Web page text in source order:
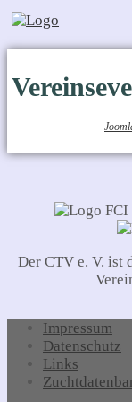
Der CTV e. V. ist
Impressum
Datenschutz
Links